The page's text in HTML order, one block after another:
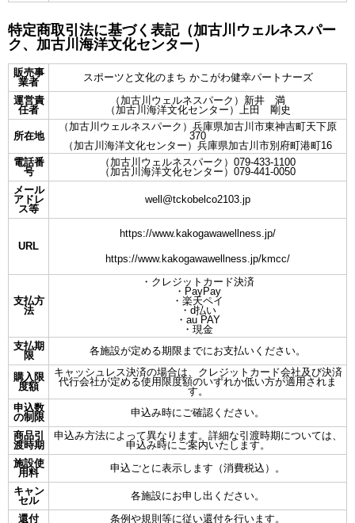
特定商取引法に基づく表記（加古川ウェルネスパー
ク、加古川海洋文化センター）
販売事
業者
スポーツと文化のまち かこがわ健幸パートナーズ
運営責
任者
（加古川ウェルネスパーク）新井 満
（加古川海洋文化センター）上田 剛史
所在地
（加古川ウェルネスパーク）兵庫県加古川市東神吉町天下原
370
（加古川海洋文化センター）兵庫県加古川市別府町港町16
電話番
号
（加古川ウェルネスパーク）079-433-1100
（加古川海洋文化センター）079-441-0050
メール
アドレ
ス等
well@tckobelco2103.jp
URL
https://www.kakogawawellness.jp/
https://www.kakogawawellness.jp/kmcc/
支払方
法
・クレジットカード決済
・PayPay
・楽天ペイ
・d払い
・au PAY
・現金
支払期
限
各施設が定める期限までにお支払いください。
購入限
度額
キャッシュレス決済の場合は、クレジットカード会社及び決済
代行会社が定める使用限度額のいずれか低い方が適用されま
す。
申込数
の制限
申込み時にご確認ください。
商品引
渡時期
申込み方法によって異なります。詳細な引渡時期については、
申込み時にご案内いたします。
施設使
用料
申込ごとに表示します（消費税込）。
キャン
セル
各施設にお申し出ください。
還付
条例や規則等に従い還付を行います。